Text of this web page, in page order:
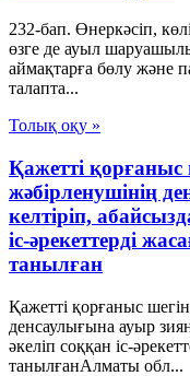
232-бап. Өнеркәсіп,
өзге де ауыл
аймақтарға бөлу және
талапта...
Толық оқу »
Қажетті
жәбірленушінің
келтіріп,
іс-әрекеттерді
танылған
Қажетті қорғаныс
денсаулығына ауыр
әкеліп соққан іс-
танылғанАлматы обл...